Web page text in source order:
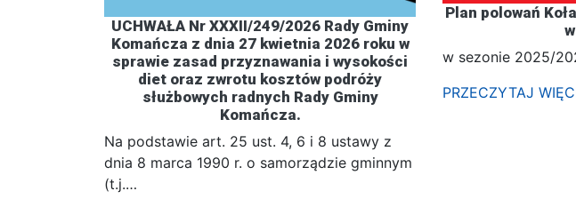
UCHWAŁA Nr XXXII/249/2026 Rady Gminy
Komańcza z dnia 27 kwietnia 2026 roku w
sprawie zasad przyznawania i wysokości
diet oraz zwrotu kosztów podróży
służbowych radnych Rady Gminy
Komańcza.
Na podstawie art. 25 ust. 4, 6 i 8 ustawy z
dnia 8 marca 1990 r. o samorządzie gminnym
(t.j.…
Plan polowań
w sezonie 2025/
PRZECZYTAJ